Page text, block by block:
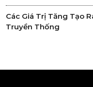
Các Giá Trị Tăng Tạo
Truyền Thống